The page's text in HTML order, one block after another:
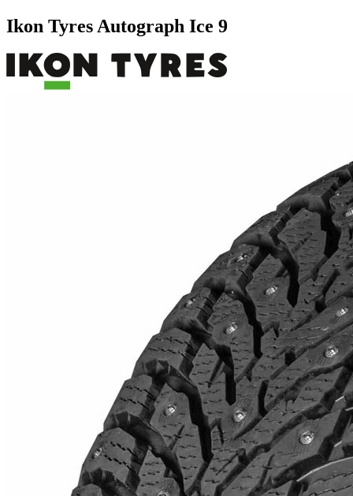
Ikon Tyres Autograph Ice 9